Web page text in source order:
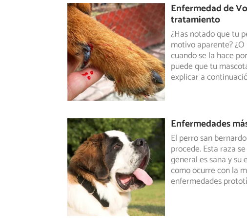
Enfermedad de
tratamiento
¿Has notado que tu
motivo aparente?
cuandose la hace
puede que tu
explicar a
Enfermedades
El perro san
procede. Esta raza
generales sana y su
como ocurre con la
enfermedades